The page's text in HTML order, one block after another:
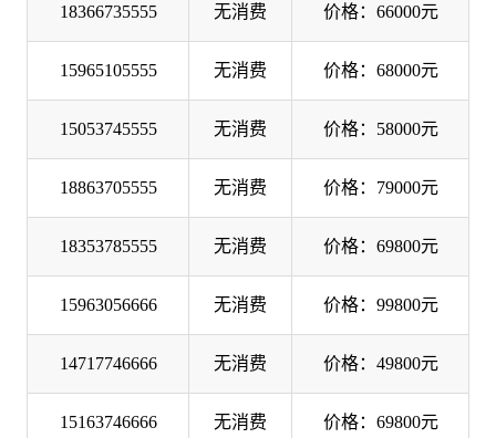
18366735555 无消费 价格：66000元
15965105555 无消费 价格：68000元
15053745555 无消费 价格：58000元
18863705555 无消费 价格：79000元
18353785555 无消费 价格：69800元
15963056666 无消费 价格：99800元
14717746666 无消费 价格：49800元
15163746666 无消费 价格：69800元